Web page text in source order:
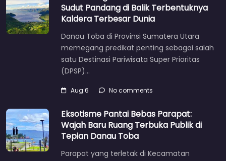
Sudut Pandang di Balik Terbentuknya
Kaldera Terbesar Dunia
Danau Toba di Provinsi Sumatera Utara
memegang predikat penting sebagai salah
satu Destinasi Pariwisata Super Prioritas
(DPSP)…
Aug 6 No comments
Eksotisme Pantai Bebas Parapat:
Wajah Baru Ruang Terbuka Publik di
Tepian Danau Toba
Parapat yang terletak di Kecamatan